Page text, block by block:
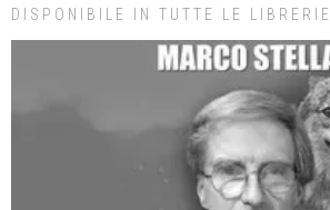
DISPONIBILE IN TUTTE LE LIBRERIE